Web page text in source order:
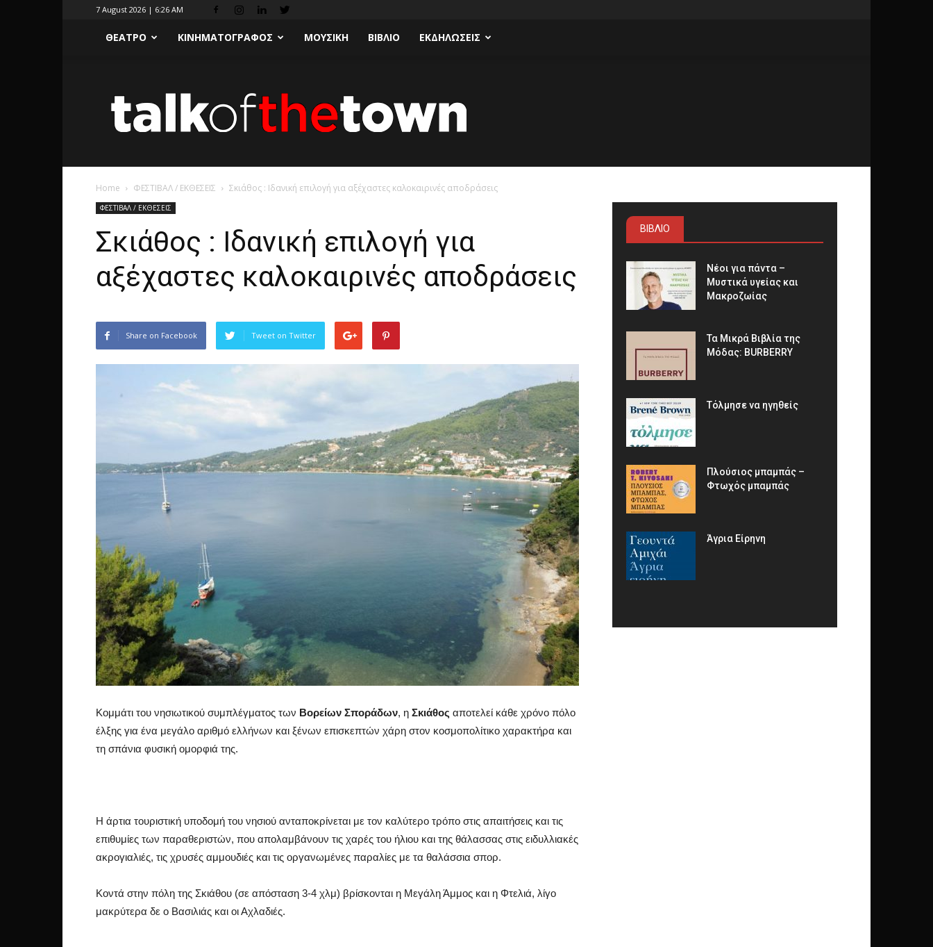
7 August 2026 | 6:26 AM
ΘΕΑΤΡΟ ΚΙΝΗΜΑΤΟΓΡΑΦΟΣ ΜΟΥΣΙΚΗ ΒΙΒΛΙΟ ΕΚΔΗΛΩΣΕΙΣ
the
Town
Home ΦΕΣΤΙΒΑΛ / ΕΚΘΕΣΕΙΣ Σκιάθος : Ιδανική επιλογή για αξέχαστες καλοκαιρινές αποδράσεις
ΦΕΣΤΙΒΑΛ / ΕΚΘΕΣΕΙΣ
Σκιάθος : Ιδανική επιλογή για
αξέχαστες καλοκαιρινές αποδράσεις
Share on Facebook Tweet on Twitter
Κομμάτι του νησιωτικού συμπλέγματος των Βορείων Σποράδων, η Σκιάθος αποτελεί κάθε χρόνο πόλο
έλξης για ένα μεγάλο αριθμό ελλήνων και ξένων επισκεπτών χάρη στον κοσμοπολίτικο χαρακτήρα και
τη σπάνια φυσική ομορφιά της.
Η άρτια τουριστική υποδομή του νησιού ανταποκρίνεται με τον καλύτερο τρόπο στις απαιτήσεις και τις
επιθυμίες των παραθεριστών, που απολαμβάνουν τις χαρές του ήλιου και της θάλασσας στις ειδυλλιακές
ακρογιαλιές, τις χρυσές αμμουδιές και τις οργανωμένες παραλίες με τα θαλάσσια σπορ.
Κοντά στην πόλη της Σκιάθου (σε απόσταση 3-4 χλμ) βρίσκονται η Μεγάλη Άμμος και η Φτελιά, λίγο
μακρύτερα δε ο Βασιλιάς και οι Αχλαδιές.
ΒΙΒΛΙΟ
Νέοι για πάντα –
Μυστικά υγείας και
Μακροζωίας
Τα Μικρά Βιβλία της
Μόδας: BURBERRY
Τόλμησε να ηγηθείς
Πλούσιος μπαμπάς –
Φτωχός μπαμπάς
Άγρια Είρηνη